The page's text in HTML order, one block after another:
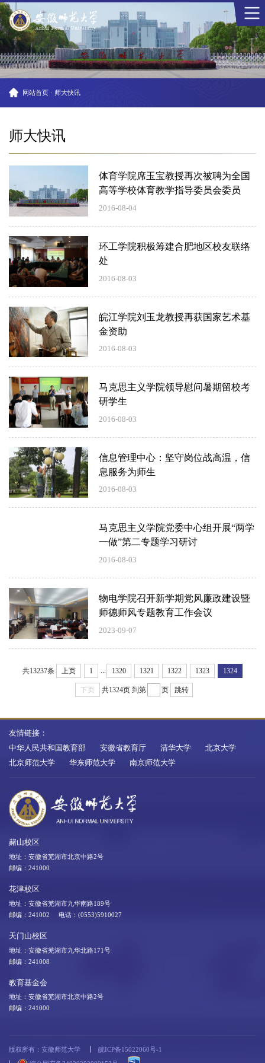
网站首页 · 师大快讯
师大快讯
体育学院席玉宝教授再次被聘为全国
高等学校体育教学指导委员会委员
2016-08-04
环工学院积极筹建合肥地区校友联络
处
2016-08-03
皖江学院刘玉龙教授再获国家艺术基
金资助
2016-08-03
马克思主义学院领导慰问暑期留校考
研学生
2016-08-03
信息管理中心：坚守岗位战高温，信
息服务为师生
2016-08-03
马克思主义学院党委中心组开展“两学
一做”第二专题学习研讨
2016-08-03
物电学院召开新学期党风廉政建设暨
师德师风专题教育工作会议
2023-09-07
共13237条 上页 1 1320 1321 1322 1323 1324
下页 共1324页 到第 页 跳转
友情链接：
中华人民共和国教育部
安徽省教育厅 清华大学
北京大学
北京师范大学
华东师范大学 南京师范大学
赭山校区
地址：安徽省芜湖市北京中路2号
邮编：241000
花津校区
地址：安徽省芜湖市九华南路189号
邮编：241002 电话：(0553)5910027
天门山校区
地址：安徽省芜湖市九华北路171号
邮编：241008
教育基金会
地址：安徽省芜湖市北京中路2号
邮编：241000
版权所有：安徽师范大学 皖ICP备15022060号-1